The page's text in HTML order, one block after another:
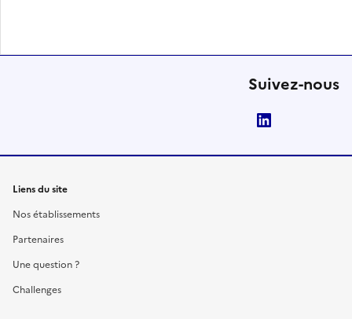
Suivez-nous
Liens du site
Nos établissements
Partenaires
Une question ?
Challenges